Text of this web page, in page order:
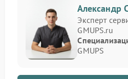
подаёт ошибку — наши
диагностику и устранят
качества.
Мы обслуживаем как
промышленные модели,
большому опыту работы и
Александр
Эксперт
GMUPS.ru
GMUPS